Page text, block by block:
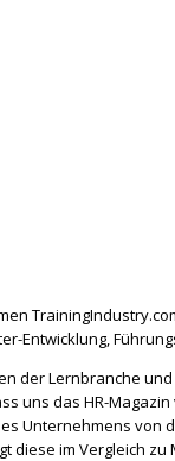
Entwicklung,
Lernbranche
das HR-
Unternehmens
im Vergleich